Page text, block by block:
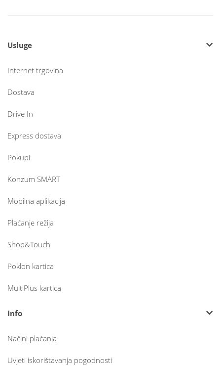
Usluge
Internet trgovina
Dostava
Drive In
Express dostava
Pokupi
Konzum SMART
Mobilna aplikacija
Plaćanje režija
Shop&Touch
Poklon kartica
MultiPlus kartica
Info
Načini plaćanja
Uvjeti iskorištavanja pogodnosti